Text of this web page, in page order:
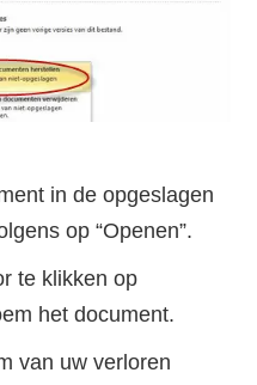
in de opgeslagen
op “Openen”.
te klikken op
het document.
van uw verloren